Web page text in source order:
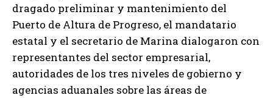
dragado preliminar y mantenimiento del
Puerto de Altura de Progreso, el mandatario
estatal y el secretario de Marina dialogaron con
representantes del sector empresarial,
autoridades de los tres niveles de gobierno y
agencias aduanales sobre las áreas de